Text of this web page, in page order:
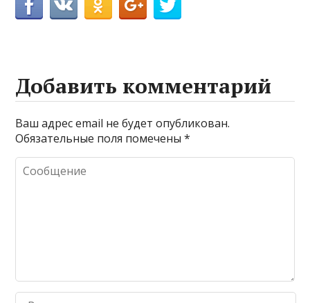
Добавить комментарий
Ваш адрес email не будет опубликован.
Обязательные поля помечены*